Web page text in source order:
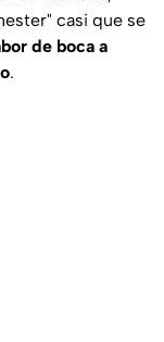
casi que se
de boca a
.